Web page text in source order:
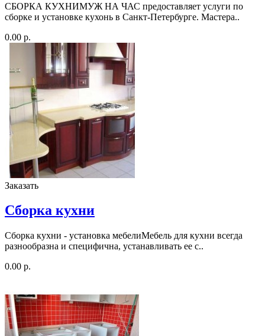
СБОРКА КУХНИМУЖ НА ЧАС предоставляет услуги по
сборке и установке кухонь в Санкт-Петербурге. Мастера..
0.00 р.
Заказать
Сборка кухни
Сборка кухни - установка мебелиМебель для кухни всегда
разнообразна и специфична, устанавливать ее с..
0.00 р.